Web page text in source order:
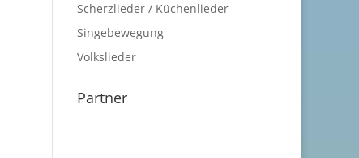
Scherzlieder / Küchenlieder
Singebewegung
Volkslieder
Partner